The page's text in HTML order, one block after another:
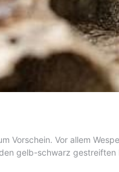
Vorschein. Vor allem
gelb-schwarz